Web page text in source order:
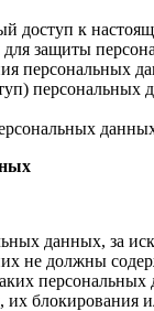
доступ к
защиты
данных, за
не должны
их